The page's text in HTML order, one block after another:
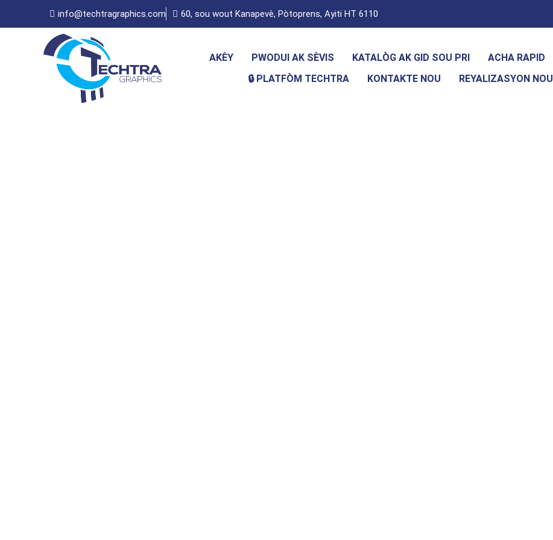
info@techtragraphics.com 60, sou wout Kanapevè, Pòtoprens, Ayiti HT 6110
AKÈY PWODUI AK SÈVIS KATALÒG AK GID SOU PRI ACHA RAPID
🔒 PLATFÒM TECHTRA
KONTAKTE NOU REYALIZASYON NOU